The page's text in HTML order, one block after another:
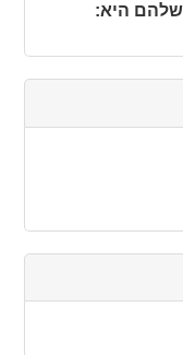
שלהם היא: